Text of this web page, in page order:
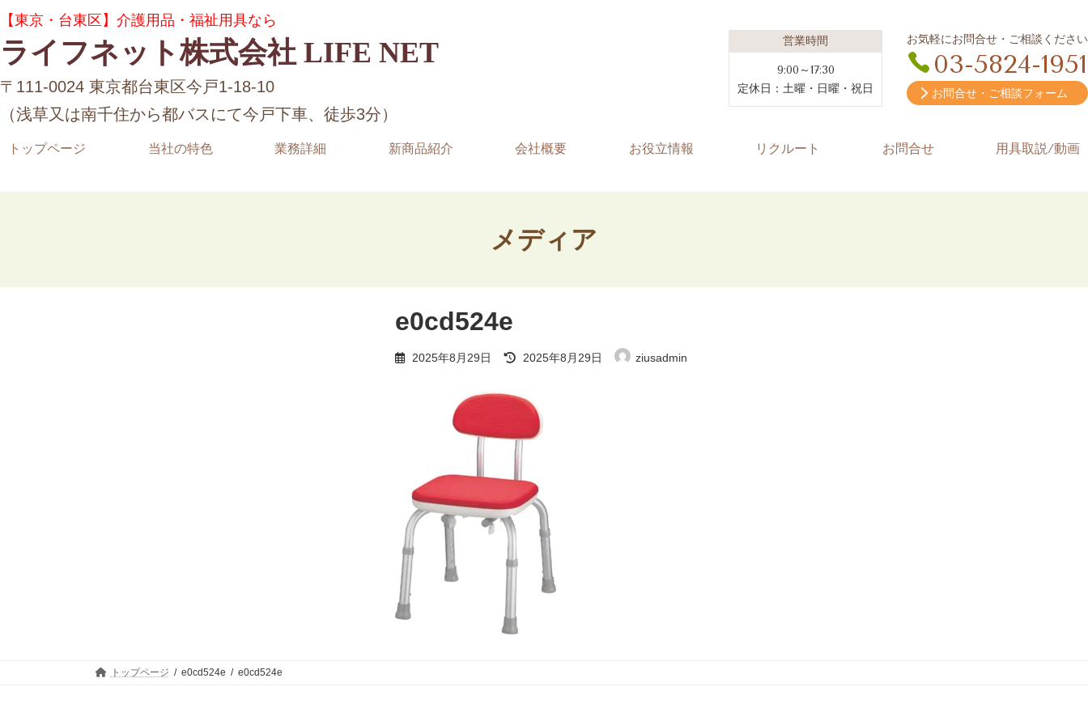
ン
テ
へ
ス
キ
ビ
ゲ
ョ
ン
に
【東京・台東区】介護用品・福祉用具なら
ライフネット株式会社 LIFE NET
グ
ー
プ
リ
ク
〒111-0024 東京都台東区今戸1-18-10
（浅草又は南千住から都バスにて今戸下車、徒歩3分）
営業時間
9:00～17:30
定休日：土曜・日曜・祝日
お気軽にお問合せ・ご相談ください
03-5824-1951
お問合せ・ご相談フォーム
トップページ 当社の特色 業務詳細 新商品紹介 会社概要 お役立情報 リクルート お問合せ 用具取説/動画
メディア
e0cd524e
2025年8月29日
最
終
新
日
:
2025年8月29日 ziusadmin
トップページ e0cd524e e0cd524e